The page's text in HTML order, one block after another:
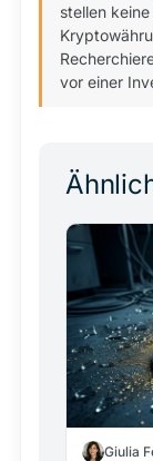
stellen
vor einer
Giulia